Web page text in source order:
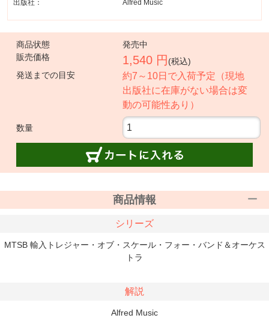
出版社：
Alfred Music
商品状態
発売中
販売価格
1,540 円 (税込)
発送までの目安
約7～10日で入荷予定（現地
出版社に在庫がない場合は変
動の可能性あり）
数量
商品情報
シリーズ
MTSB 輸入トレジャー・オブ・スケール・フォー・バンド＆オーケス
トラ
解説
Alfred Music